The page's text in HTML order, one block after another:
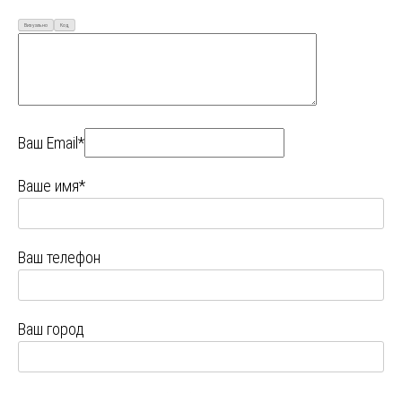
Визуально Код
Ваш Email*
Ваше имя*
Ваш телефон
Ваш город